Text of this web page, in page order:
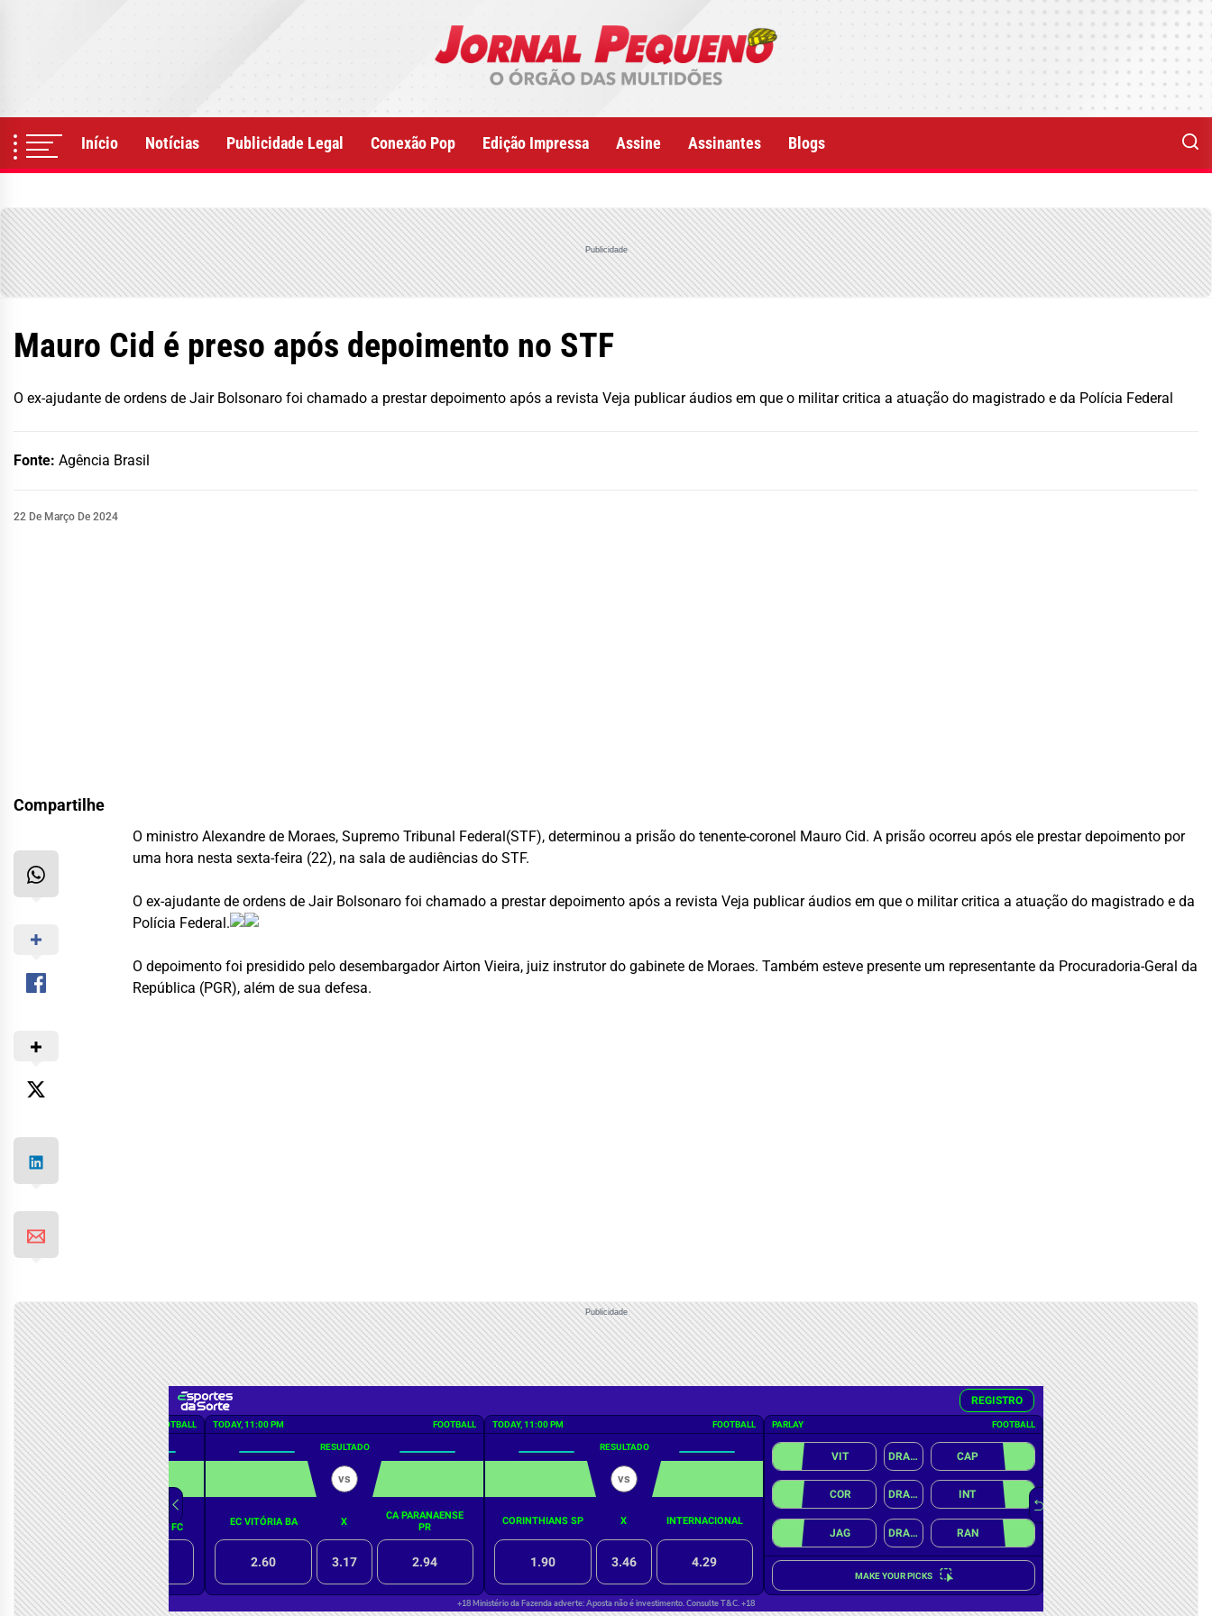
Início Notícias Publicidade Legal Conexão Pop Edição Impressa Assine Assinantes Blogs
Publicidade
Mauro Cid é preso após depoimento no STF
O ex-ajudante de ordens de Jair Bolsonaro foi chamado a prestar depoimento após a revista Veja publicar áudios em que o militar critica a atuação do magistrado e da Polícia Federal
Fonte: Agência Brasil
22 De Março De 2024
Compartilhe
O ministro Alexandre de Moraes, Supremo Tribunal Federal(STF), determinou a prisão do tenente-coronel Mauro Cid. A prisão ocorreu após ele prestar depoimento por
uma hora nesta sexta-feira (22), na sala de audiências do STF.
O ex-ajudante de ordens de Jair Bolsonaro foi chamado a prestar depoimento após a revista Veja publicar áudios em que o militar critica a atuação do magistrado e da
Polícia Federal.
O depoimento foi presidido pelo desembargador Airton Vieira, juiz instrutor do gabinete de Moraes. Também esteve presente um representante da Procuradoria-Geral da
República (PGR), além de sua defesa.
Publicidade